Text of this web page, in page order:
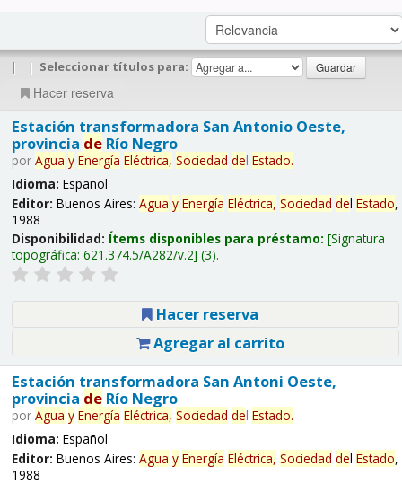
| | Seleccionar títulos para:
Hacer reserva
Estación transformadora San Antonio Oeste,
provincia deRío Negro
por Agua y Energía Eléctrica, Sociedad del Estado.
Idioma: Español
Editor: Buenos Aires: Agua y Energía Eléctrica, Sociedad del Estado,
1988
Disponibilidad: Ítems disponibles para préstamo: Signatura
topográfica: 621.374.5/A282/v.2 (3).
Hacer reserva
Agregar al carrito
Estación transformadora San Antoni Oeste,
provincia deRío Negro
por Agua y Energía Eléctrica, Sociedad del Estado.
Idioma: Español
Editor: Buenos Aires: Agua y Energía Eléctrica, Sociedad del Estado,
1988